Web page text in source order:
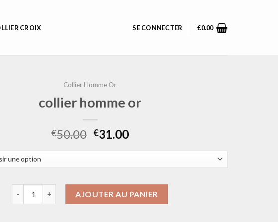
CROIX SE CONNECTER €0.00
Collier Homme Or
collier homme or
€50.00 €31.00
AJOUTER AU PANIER